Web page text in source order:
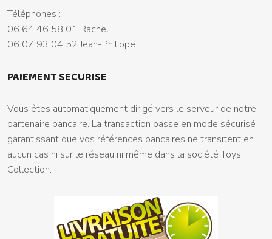
Téléphones :
06 64 46 58 01 Rachel
06 07 93 04 52 Jean-Philippe
PAIEMENT SECURISE
Vous êtes automatiquement dirigé vers le serveur de notre
partenaire bancaire. La transaction passe en mode sécurisé
garantissant que vos références bancaires ne transitent en
aucun cas ni sur le réseau ni même dans la société Toys
Collection.